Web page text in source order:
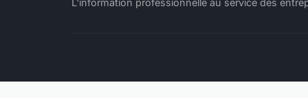
L'information professionnelle au service des